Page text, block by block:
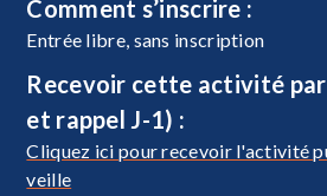
Comment s’inscrire :
Entrée libre, sans inscription
Recevoir cette activité
et rappel J-1) :
Cliquez ici pour recevoir l'activité
veille